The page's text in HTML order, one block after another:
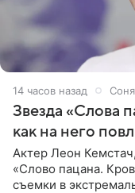
14 часов назад
Звезда «Слова
как на него
Актер Леон
«Слово пацана.
съемки в